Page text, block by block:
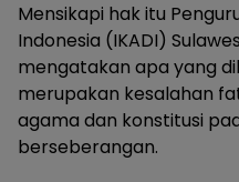
Mensikapi hak itu
Indonesia (IKADI)
mengatakan apa yang
merupakan kesalahan
agama dan konstitusi
berseberangan.